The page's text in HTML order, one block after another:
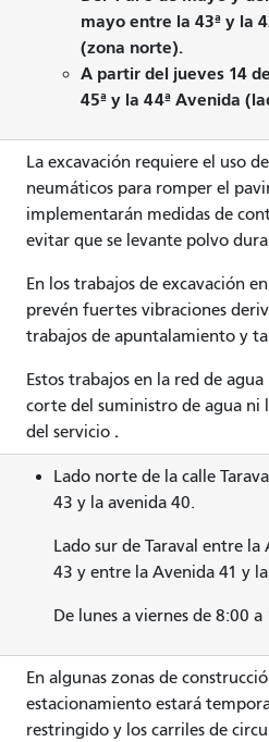
mayo entre la 43ª y la
(zona norte).
A partir del jueves 14
45ª y la 44ª Avenida
La excavación requiere el uso
neumáticos para romper el
implementarán medidas de
evitar que se levante polvo
En los trabajos de excavación
prevén fuertes vibraciones
trabajos de apuntalamiento y
Estos trabajos en la red de
corte del suministro de agua ni
del servicio .
Lado norte de la calle
43 y la avenida 40.
Lado sur de Taraval entre la
43 y entre la Avenida 41 y
De lunes a viernes de 8:00 a
En algunas zonas de
estacionamiento estará
restringido y los carriles de